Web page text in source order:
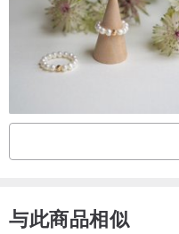
#7
#7.5
与此商品相似